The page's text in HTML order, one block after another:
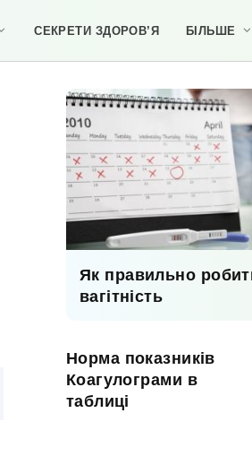
СЕКРЕТИ ЗДОРОВ’Я БІЛЬШЕ
Як правильно
вагітність
Норма показників
Коагулограми в
таблиці